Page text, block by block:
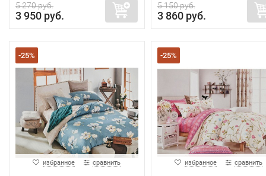
5 270 руб.
3 950 руб.
5 150 руб.
3 860 руб.
-25%
избранное сравнить
-25%
избранное сравнить